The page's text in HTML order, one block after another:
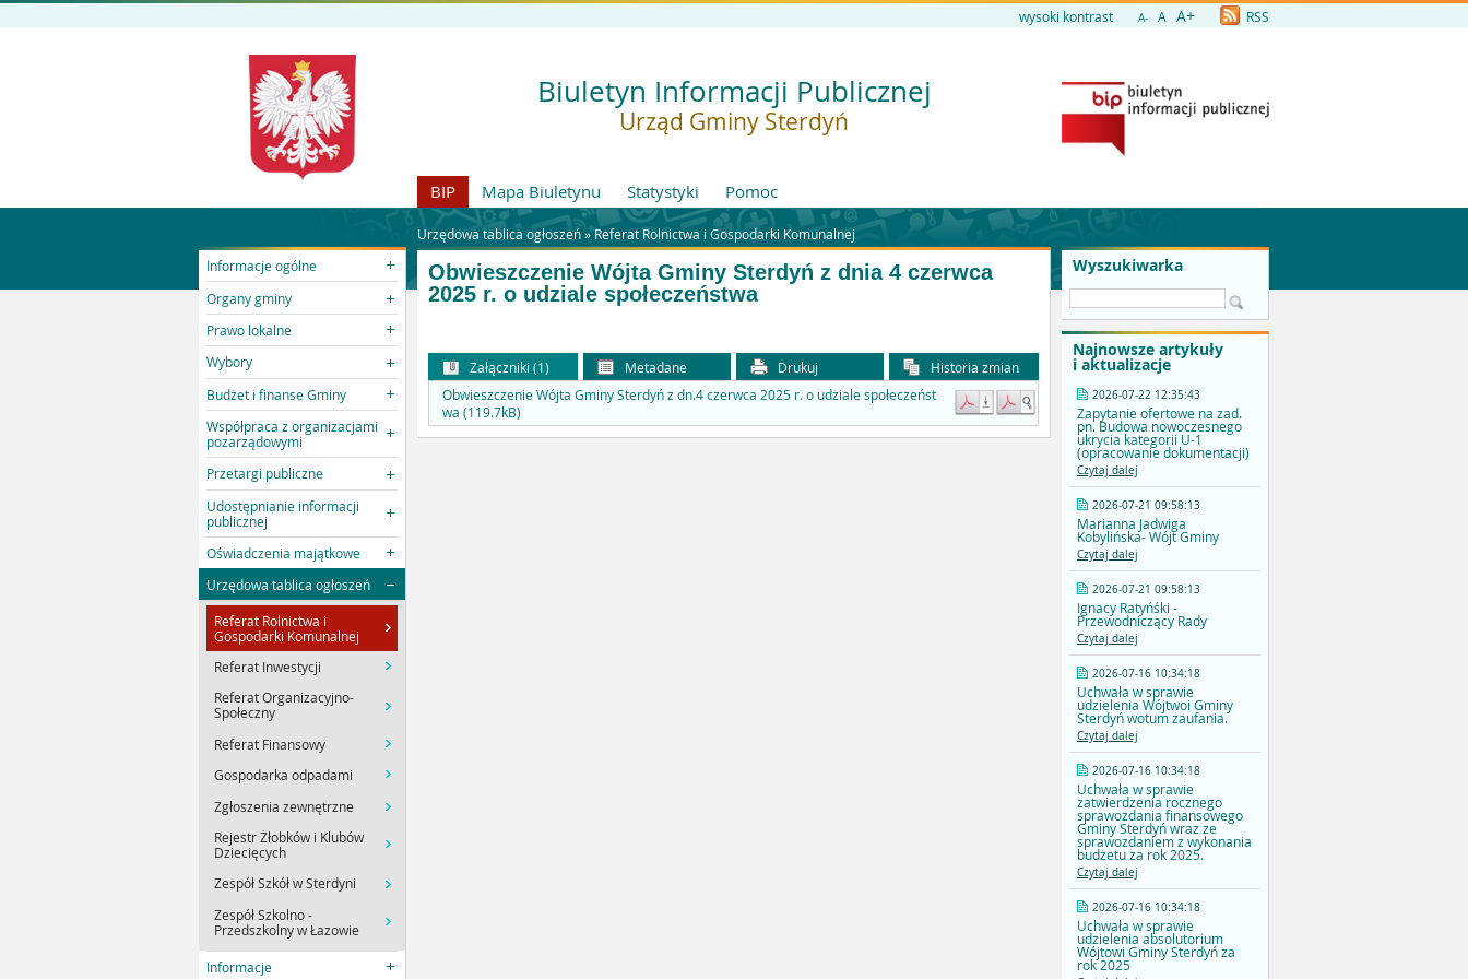
wysoki kontrast A- A A+ RSS
Biuletyn Informacji Publicznej
Urząd Gminy Sterdyń
BIP Mapa Biuletynu Statystyki Pomoc
Urzędowa tablica ogłoszeń » Referat Rolnictwa i Gospodarki Komunalnej
Informacje ogólne
Organy gminy
Prawo lokalne
Wybory
Budżet i finanse Gminy
Współpraca z organizacjami
pozarządowymi
Przetargi publiczne
Udostępnianie informacji
publicznej
Oświadczenia majątkowe
Urzędowa tablica ogłoszeń
Referat Rolnictwa i
Gospodarki Komunalnej
Referat Inwestycji
Referat Organizacyjno-
Społeczny
Referat Finansowy
Gospodarka odpadami
Zgłoszenia zewnętrzne
Rejestr Żłobków i Klubów
Dziecięcych
Zespół Szkół w Sterdyni
Zespół Szkolno -
Przedszkolny w Łazowie
Informacje
Wyszukiwarka
Najnowsze artykuły
i aktualizacje
2026-07-22 12:35:43
Zapytanie ofertowe na zad.
pn. Budowa nowoczesnego
ukrycia kategorii U-1
(opracowanie dokumentacji)
Czytaj dalej
2026-07-21 09:58:13
Marianna Jadwiga
Kobylińska- Wójt Gminy
Czytaj dalej
2026-07-21 09:58:13
Ignacy Ratyńśki -
Przewodniczący Rady
Czytaj dalej
2026-07-16 10:34:18
Uchwała w sprawie
udzielenia Wójtwoi Gminy
Sterdyń wotum zaufania.
Czytaj dalej
2026-07-16 10:34:18
Uchwała w sprawie
zatwierdzenia rocznego
sprawozdania finansowego
Gminy Sterdyń wraz ze
sprawozdaniem z wykonania
budżetu za rok 2025.
Czytaj dalej
2026-07-16 10:34:18
Uchwała w sprawie
udzielenia absolutorium
Wójtowi Gminy Sterdyń za
rok 2025
Obwieszczenie Wójta Gminy Sterdyń z dnia 4 czerwca
2025 r. o udziale społeczeństwa
Załączniki (1) Metadane Drukuj
Historia zmian
Obwieszczenie Wójta Gminy Sterdyń z dn.4 czerwca 2025 r. o udziale społeczeńst
wa (119.7kB)